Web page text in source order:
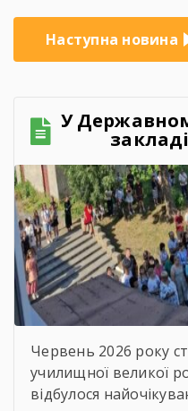
Наступна новина
У
Червень 2026 року
училищної великої
відбулося